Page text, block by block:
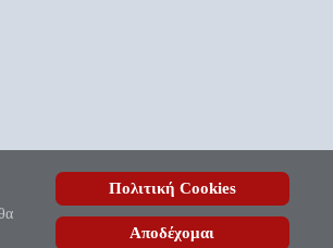
Πολιτική Cookies
Αποδέχομαι